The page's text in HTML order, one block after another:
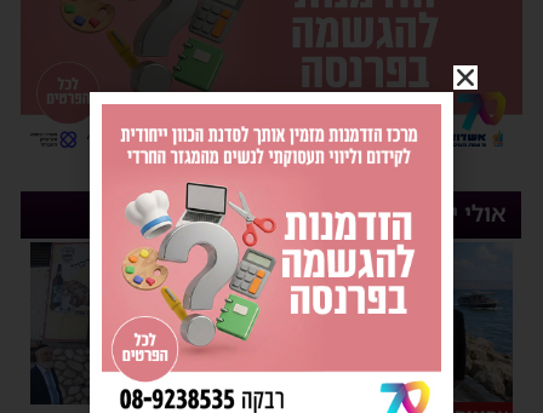
אולי יעניין אותך